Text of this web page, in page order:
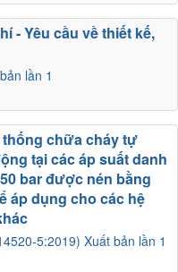
lần 1
- Yêu cầu về thiết kế,
5:2019) Xuất bản lần 1
chữa cháy tự
tại các áp suất danh
bar được nén bằng
áp dụng cho các hệ